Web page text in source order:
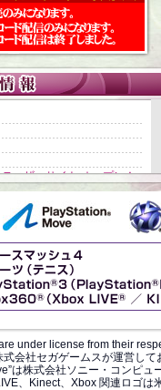
ィザーサイト オープン！
を公開
を公開
プレイを公開
フィックを公開
under license from their
式会社セガゲームスが運営して
は株式会社ソニー・コンピュ
、Kinect、Xbox 関連ロゴ